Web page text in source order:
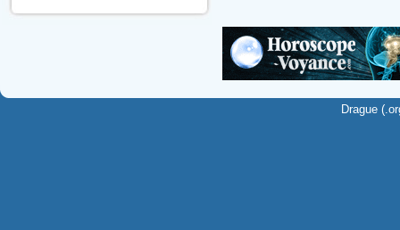
Drague